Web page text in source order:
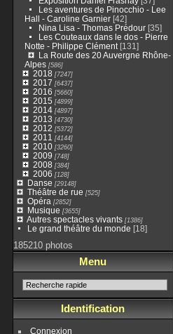
Les aventures de Pinocchio - Lee
Hall - Caroline Garnier [42]
Nina Lisa - Thomas Prédour[35]
Les Couteaux dans le dos - Pierre
Notte - Philippe Clément[131]
La Route des 20 Auvergne Rhône-
Alpes[586]
2018 [7247]
2017 [6437]
2016 [5660]
2015 [4899]
2014[4897]
2013 [4730]
2012 [5372]
2011 [4144]
2010[3260]
2009 [748]
2008 [384]
2006 [128]
Danse [29148]
Théâtre de rue [525]
Opéra [2852]
Musique [3655]
Autres spectacles vivants[1386]
Le grand théâtre du monde [18]
185210 photos
Menu
Identification
Connexion